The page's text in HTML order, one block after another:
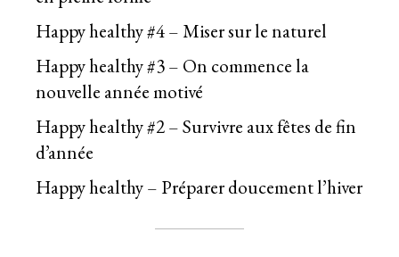
Happy healthy #4 – Miser sur le naturel
Happy healthy #3 – On commence la
nouvelle année motivé
Happy healthy #2 – Survivre aux fêtes de fin
d’année
Happy healthy – Préparer doucement l’hiver